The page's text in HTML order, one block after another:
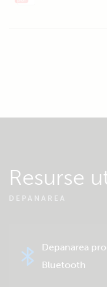
Resurse
DEPANAREA
Depanarea
Bluetooth